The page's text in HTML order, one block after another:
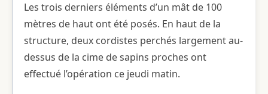
Les trois derniers éléments d’un mât de 100
mètres de haut ont été posés. En haut de la
structure, deux cordistes perchés largement au-
dessus de la cime de sapins proches ont
effectué l’opération ce jeudi matin.